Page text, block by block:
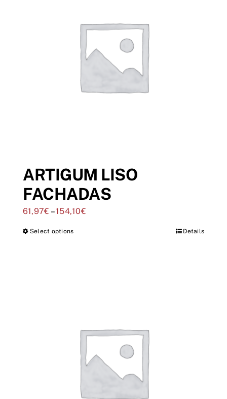
ARTIGUM LISO
FACHADAS
61,97€ –154,10€
Select options Details